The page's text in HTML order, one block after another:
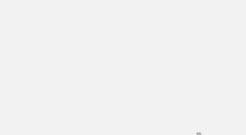
los mires